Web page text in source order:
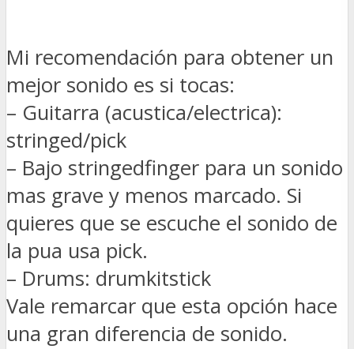
Mi recomendación para obtener un
mejor sonido es si tocas:
– Guitarra (acustica/electrica):
stringed/pick
– Bajo stringedfinger para un sonido
mas grave y menos marcado. Si
quieres que se escuche el sonido de
la pua usa pick.
– Drums: drumkitstick
Vale remarcar que esta opción hace
una gran diferencia de sonido.